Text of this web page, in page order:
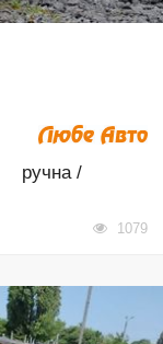
ручна /
1079